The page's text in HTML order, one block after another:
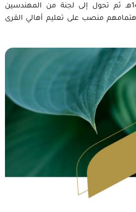
امتداد لفريق بدأ عام1424هـ ثم تحول إلى لجنة من المهندسين
منصب على تعليم أهالي القرى